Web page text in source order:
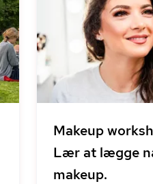
Makeup
Lær at lægge
makeup.